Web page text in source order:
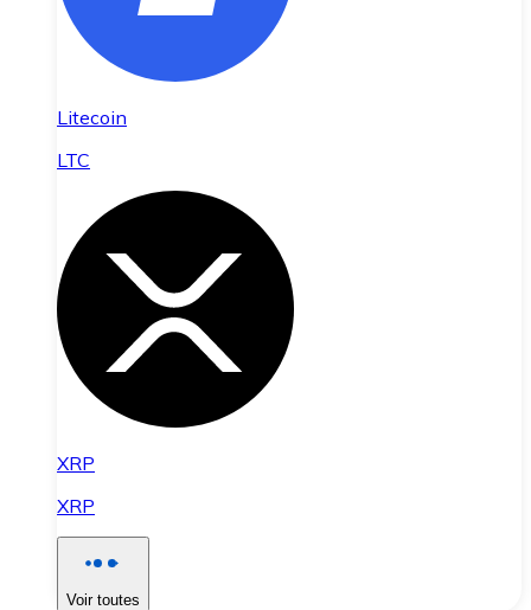
Litecoin
LTC
XRP
XRP
Voir toutes